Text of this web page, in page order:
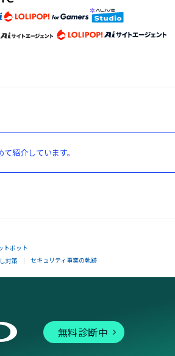
紹介しています。
トボット
対策 セキュリティ事業の軌跡
無料診断中